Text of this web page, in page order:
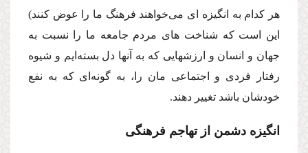
هر كدام به انگیزه اى‌ مى‌خواهند فرهنگ ما را عوض كنند)
این است كه شناخت هاى مردم جامعه ما را نسبت به
جهان و انسان و ارزشهایى كه به آنها دل بسته‌ایم و شیوه
رفتار فردى و اجتماعى مان را، به گونه‌اى كه به نفع
خودشان باشد تغییر دهند.
انگیزه دشمن از تهاجم فرهنگى